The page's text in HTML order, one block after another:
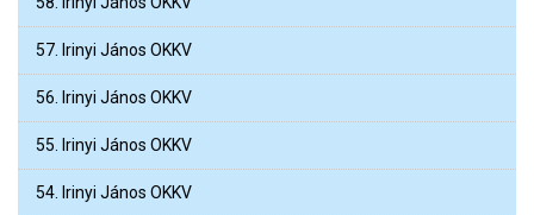
57. Irinyi János OKKV
56. Irinyi János OKKV
55. Irinyi János OKKV
54. Irinyi János OKKV